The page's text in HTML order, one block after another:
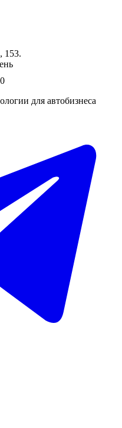
153.
для автобизнеса